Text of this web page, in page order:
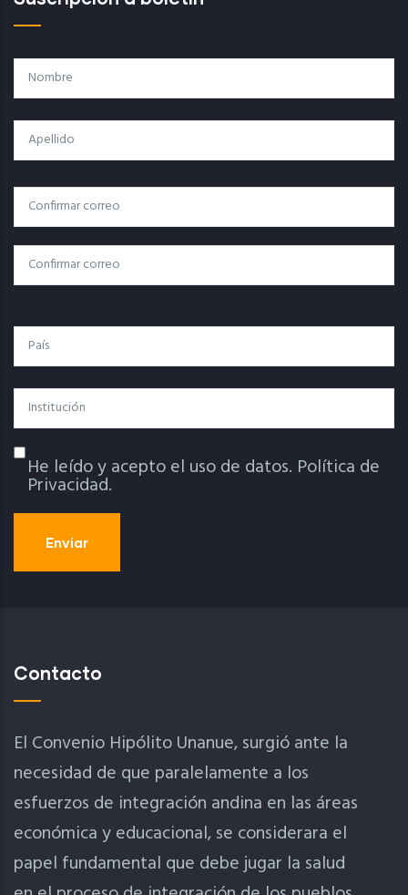
Nombre
Apellido
Correo
Electrónico
Correo Electrónico
Confirmar Correo
País
Institución
Política De Privacidad
He leído y acepto el uso de datos. Política de
Privacidad.
Contacto
El Convenio Hipólito Unanue, surgió ante la
necesidad de que paralelamente a los
esfuerzos de integración andina en las áreas
económica y educacional, se considerara el
papel fundamental que debe jugar la salud